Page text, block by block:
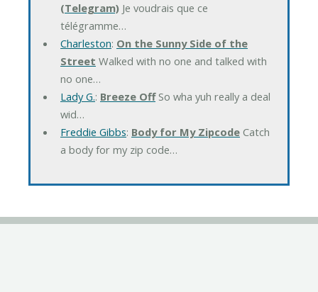
(Telegram)Je voudrais que ce
télégramme…
Charleston: On the Sunny Side of the
Street Walked with no one and talked with
no one…
Lady G.: Breeze OffSo wha yuh really a deal
wid…
Freddie Gibbs: Body for My ZipcodeCatch
a body for my zip code…